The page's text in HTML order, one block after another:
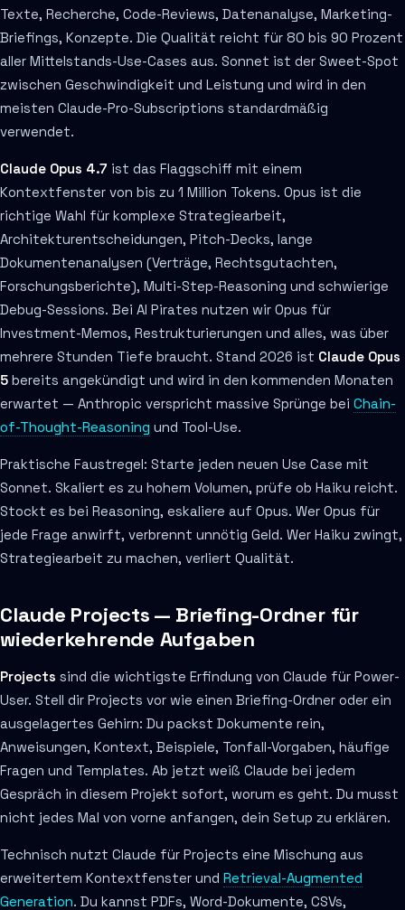
Texte, Recherche, Code-Reviews, Datenanalyse, Marketing-
Briefings, Konzepte. Die Qualität reicht für 80 bis 90 Prozent
aller Mittelstands-Use-Cases aus. Sonnet ist der Sweet-Spot
zwischen Geschwindigkeit und Leistung und wird in den
meisten Claude-Pro-Subscriptions standardmäßig
verwendet.
Claude Opus 4.7 ist das Flaggschiff mit einem
Kontextfenster von bis zu 1 Million Tokens. Opus ist die
richtige Wahl für komplexe Strategiearbeit,
Architekturentscheidungen, Pitch-Decks, lange
Dokumentenanalysen (Verträge, Rechtsgutachten,
Forschungsberichte), Multi-Step-Reasoning und schwierige
Debug-Sessions. Bei AI Pirates nutzen wir Opus für
Investment-Memos, Restrukturierungen und alles, was über
mehrere Stunden Tiefe braucht. Stand 2026 ist Claude Opus
5 bereits angekündigt und wird in den kommenden Monaten
erwartet — Anthropic verspricht massive Sprünge bei Chain-
of-Thought-Reasoning und Tool-Use.
Praktische Faustregel: Starte jeden neuen Use Case mit
Sonnet. Skaliert es zu hohem Volumen, prüfe ob Haiku reicht.
Stockt es bei Reasoning, eskaliere auf Opus. Wer Opus für
jede Frage anwirft, verbrennt unnötig Geld. Wer Haiku zwingt,
Strategiearbeit zu machen, verliert Qualität.
Claude Projects — Briefing-Ordner für
wiederkehrende Aufgaben
Projects sind die wichtigste Erfindung von Claude für Power-
User. Stell dir Projects vor wie einen Briefing-Ordner oder ein
ausgelagertes Gehirn: Du packst Dokumente rein,
Anweisungen, Kontext, Beispiele, Tonfall-Vorgaben, häufige
Fragen und Templates. Ab jetzt weiß Claude bei jedem
Gespräch in diesem Projekt sofort, worum es geht. Du musst
nicht jedes Mal von vorne anfangen, dein Setup zu erklären.
Technisch nutzt Claude für Projects eine Mischung aus
erweitertem Kontextfenster und Retrieval-Augmented
Generation. Du kannst PDFs, Word-Dokumente, CSVs,